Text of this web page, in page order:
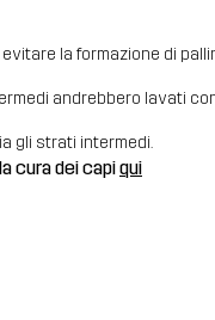
la formazione di
andrebbero lavati
gli strati intermedi.
cura dei capiqui